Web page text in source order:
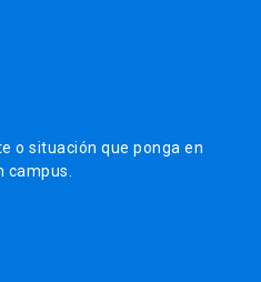
o situación que ponga en
campus.